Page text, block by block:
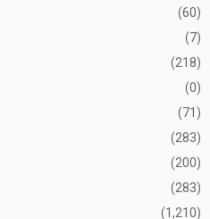
(60)
(7)
(218)
(0)
(71)
(283)
(200)
(283)
(1,210)